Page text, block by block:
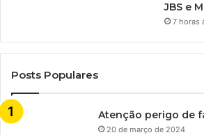
JBS e
7 horas
Posts Populares
Atenção perigo de
20 de março de 2024